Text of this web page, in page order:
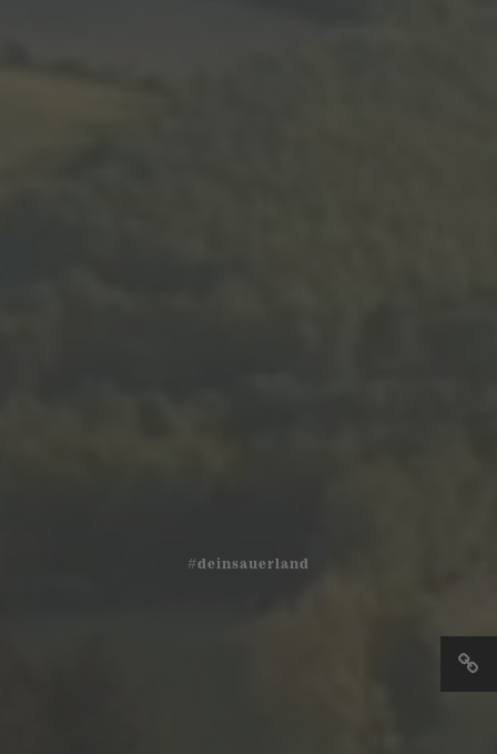
#deinsauerland